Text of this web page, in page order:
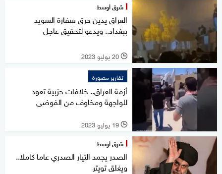
شرق أوسط
العراق يدين حرق سفارة السويد
ببغداد.. ويدعو لتحقيق عاجل
l 20 يوليو 2023
تقارير مصورة
أزمة العراق.. خلافات حزبية تعود
للواجهة ومخاوف من الفوضى
l 19 يوليو 2023
شرق أوسط
الصدر يجمد التيار الصدري عاما كاملا..
ويغلق تويتر